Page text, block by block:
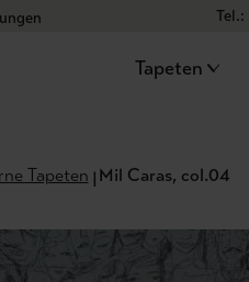
Tel.:
Tapeten
Tapeten Mil Caras, col.04